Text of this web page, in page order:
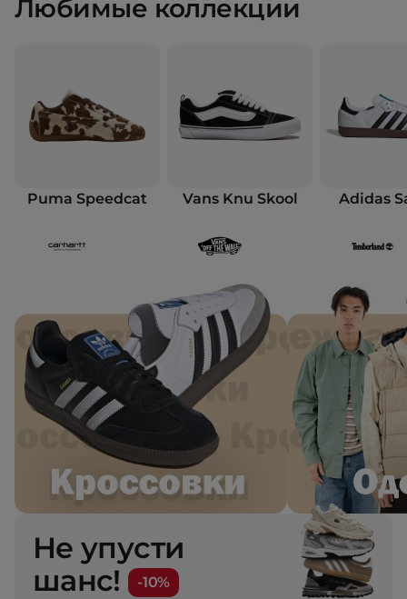
Любимые коллекции
Puma Speedcat Vans Knu Skool Adidas
Не упусти
шанс! -10%